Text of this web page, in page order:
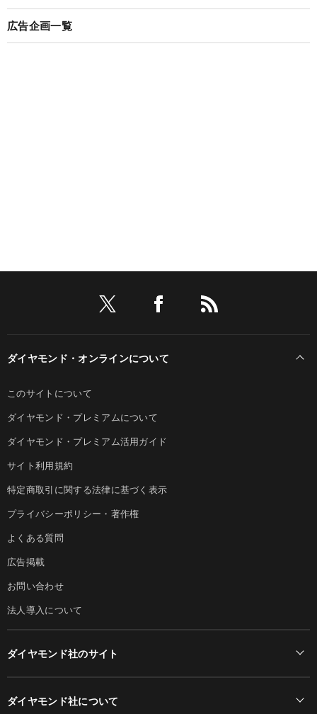
広告企画一覧
ダイヤモンド・オンラインについて
このサイトについて
ダイヤモンド・プレミアムについて
ダイヤモンド・プレミアム活用ガイド
サイト利用規約
特定商取引に関する法律に基づく表示
プライバシーポリシー・著作権
よくある質問
広告掲載
お問い合わせ
法人導入について
ダイヤモンド社のサイト
ダイヤモンド社について